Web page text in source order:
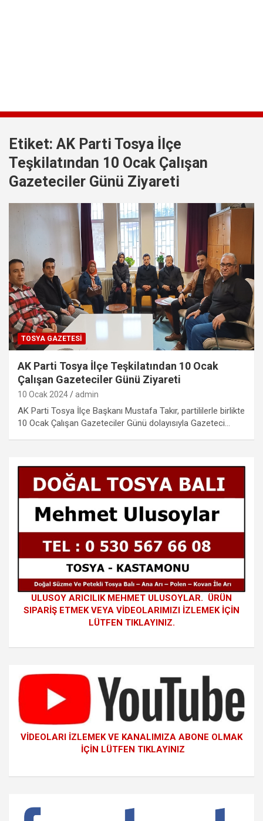
Etiket: AK Parti Tosya İlçe
Teşkilatından 10 Ocak Çalışan
Gazeteciler Günü Ziyareti
TOSYA GAZETESI
AK Parti Tosya İlçe Teşkilatından 10 Ocak
Çalışan Gazeteciler Günü Ziyareti
10 Ocak 2024 admin
AK Parti Tosya İlçe Başkanı Mustafa Takır, partililerle birlikte
10 Ocak Çalışan Gazeteciler Günü dolayısıyla Gazeteci…
ULUSOY ARICILIK MEHMET ULUSOYLAR. ÜRÜN
SIPARİŞ ETMEK VEYA VİDEOLARIMIZI İZLEMEK İÇİN
LÜTFEN TIKLAYINIZ.
VİDEOLARI İZLEMEK VE KANALIMIZA ABONE OLMAK
İÇİN LÜTFEN TIKLAYINIZ